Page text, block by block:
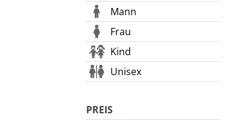
Mann
Frau
Kind
Unisex
PREIS